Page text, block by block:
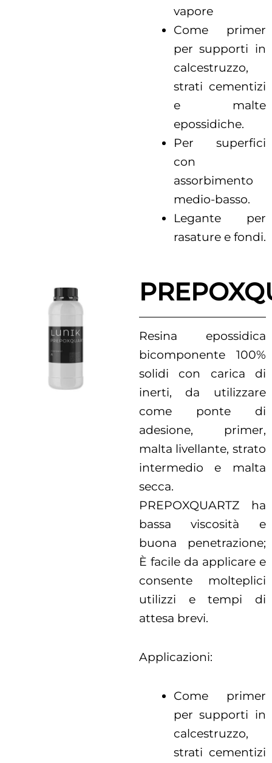
vapore
Come primer
per supporti in
calcestruzzo,
strati cementizi
e malte
epossidiche.
Per superfici
con
assorbimento
medio-basso.
Legante per
rasature e fondi.
Resina epossidica
bicomponente 100%
solidi con carica di
inerti, da utilizzare
come ponte di
adesione, primer,
malta livellante, strato
intermedio e malta
secca.
PREPOXQUARTZ ha
bassa viscosità e
buona penetrazione;
È facile da applicare e
consente molteplici
utilizzi e tempi di
attesa brevi.
Applicazioni:
Come primer
per supporti in
calcestruzzo,
strati cementizi